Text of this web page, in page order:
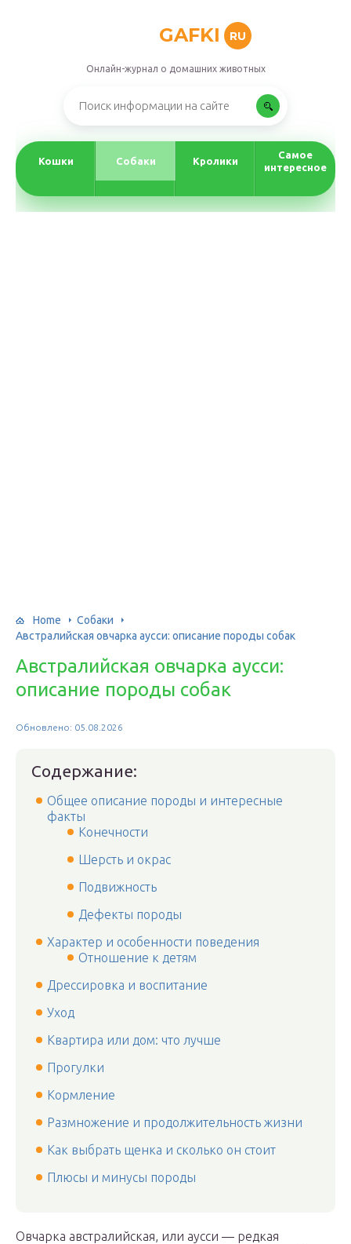
GAFKI RU
Онлайн-журнал о домашних животных
Кошки Собаки Кролики
Самое
интересное
Home
Собаки
Австралийская овчарка аусси: описание породы собак
Австралийская овчарка аусси:
описание породы собак
Обновлено: 05.08.2026
Содержание:
Общее описание породы и интересные
факты
Конечности
Шерсть и окрас
Подвижность
Дефекты породы
Характер и особенности поведения
Отношение к детям
Дрессировка и воспитание
Уход
Квартира или дом: что лучше
Прогулки
Кормление
Размножение и продолжительность жизни
Как выбрать щенка и сколько он стоит
Плюсы и минусы породы
Овчарка австралийская, или аусси — редкая